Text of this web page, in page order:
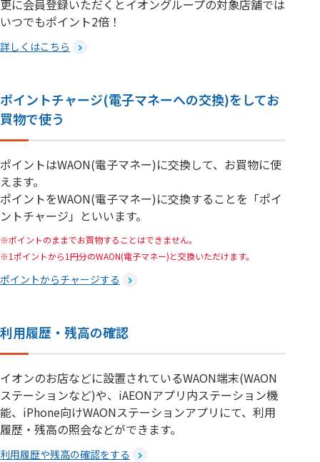
更に会員登録いただくとイオングループの対象店舗では
いつでもポイント2倍！
詳しくはこちら
ポイントチャージ(電子マネーへの交換)をしてお
買物で使う
ポイントはWAON(電子マネー)に交換して、お買物に使
えます。
ポイントをWAON(電子マネー)に交換することを「ポイ
ントチャージ」といいます。
ポイントのままでお買物することはできません。
1ポイントから1円分のWAON(電子マネー)と交換いただけます。
ポイントからチャージする
利用履歴・残高の確認
イオンのお店などに設置されているWAON端末(WAON
ステーションなど)や、iAEONアプリ内ステーション機
能、iPhone向けWAONステーションアプリにて、利用
履歴・残高の照会などができます。
利用履歴や残高の確認をする